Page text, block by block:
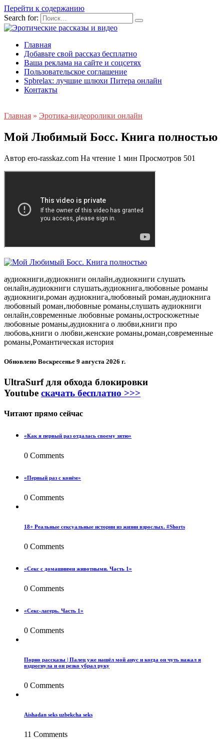
Перейти к содержанию
Search for:
Главная
Добавьте свой рассказ бесплатно
Ваша реклама на сайте и соцсетях
Пользовательское соглашение
Spbrelax: лучшие шлюхи Питера онлайн
Контакты
Главная » Эротика-видеоролики онлайн
Мой Любимый Босс. Книга полностью
Автор ero-rasskaz.com На чтение 1 мин Просмотров 501
аудиокниги,аудиокниги онлайн,аудиокниги слушать
онлайн,аудиокниги слушать,аудиокнига,любовные романы
аудиокниги,роман аудиокнига,любовный роман,аудиокнига
любовный роман,любовные романы,слушать аудиокниги
онлайн,современные любовные романы,остросюжетные
любовные романы,аудиокнига о любви,книги про
любовь,книги о любви,женские романы,роман,современные
романы,Романтическая история
Обновлено Воскресенье 9 августа 2026 г.
UltraSurf для обхода блокировки
Youtube скачать бесплатно >>>
Читают прямо сейчас
«Как я первый раз отдалась своему зятю»
0 Comments
«Первый раз с конём»
0 Comments
18+ Реальные сексуальные истории из жизни взрослых. #Shorts
0 Comments
«Секс с домашними животными. Часть 1»
0 Comments
«Секс-лагерь. Часть 1»
0 Comments
Порно рассказы | Палец уже нашёл мой анус и когда он чуть нажал я
вздрогнула и он резко убрал руку
0 Comments
Aishadan seks uzbekcha seks
11 Comments